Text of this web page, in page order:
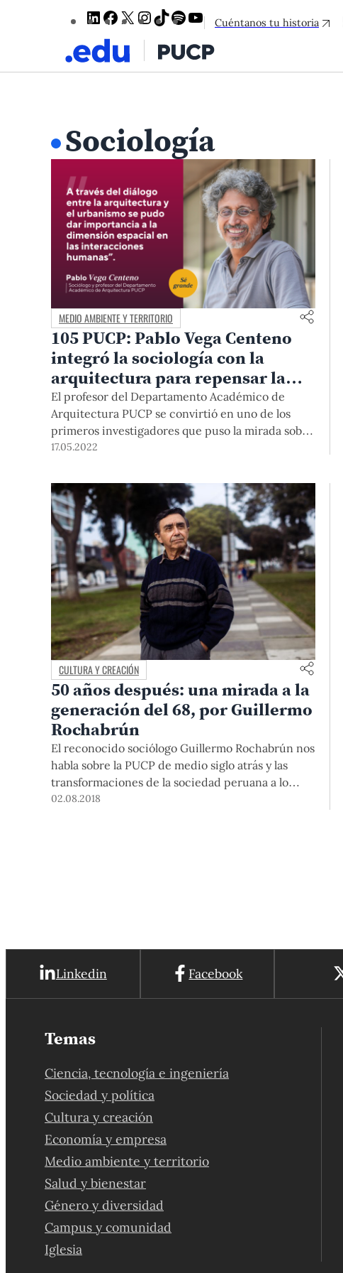
LinkedIn
Facebook
X Instagram
TikTok
Spotify
YouTube
Cuéntanos tu historia
Sociología
MEDIO AMBIENTE Y TERRITORIO
105 PUCP: Pablo Vega Centeno
integró la sociología con la
arquitectura para repensar la
ciudad
El profesor del Departamento Académico de
Arquitectura PUCP se convirtió en uno de los
primeros investigadores que puso la mirada sobre
las interacciones humanas en los espacios
17.05.2022
CULTURA Y CREACIÓN
50 años después: una mirada a la
generación del 68, por Guillermo
Rochabrún
El reconocido sociólogo Guillermo Rochabrún nos
habla sobre la PUCP de medio siglo atrás y las
transformaciones de la sociedad peruana a lo
largo de este tiempo.
02.08.2018
Linkedin Facebook
Temas
Ciencia, tecnología e ingeniería
Sociedad y política
Cultura y creación
Economía y empresa
Medio ambiente y territorio
Salud y bienestar
Género y diversidad
Campus y comunidad
Iglesia